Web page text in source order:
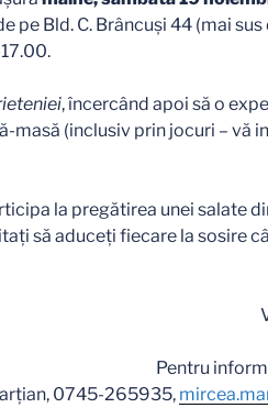
pe Bld. C. Brâncuși 44 (mai
, încercând apoi să o
masă (inclusiv prin jocuri – vă
la pregătirea unei salate
să aduceți fiecare la sosire
Pentru
0745-265935,